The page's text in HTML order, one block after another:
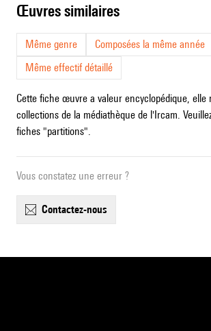
œuvres similaires
Même genre
Composées la même année
Même effectif détaillé
Cette fiche œuvre a valeur encyclopédique, elle
collections de la médiathèque de l'Ircam.
fiches "partitions".
Vous constatez une erreur ?
contactez-nous